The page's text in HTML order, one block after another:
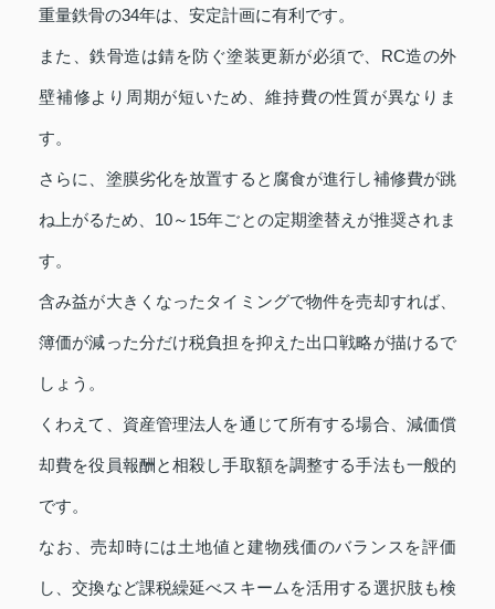
重量鉄骨の34年は、安定計画に有利です。
また、鉄骨造は錆を防ぐ塗装更新が必須で、RC造の外
壁補修より周期が短いため、維持費の性質が異なりま
す。
さらに、塗膜劣化を放置すると腐食が進行し補修費が跳
ね上がるため、10～15年ごとの定期塗替えが推奨されま
す。
含み益が大きくなったタイミングで物件を売却すれば、
簿価が減った分だけ税負担を抑えた出口戦略が描けるで
しょう。
くわえて、資産管理法人を通じて所有する場合、減価償
却費を役員報酬と相殺し手取額を調整する手法も一般的
です。
なお、売却時には土地値と建物残価のバランスを評価
し、交換など課税繰延べスキームを活用する選択肢も検